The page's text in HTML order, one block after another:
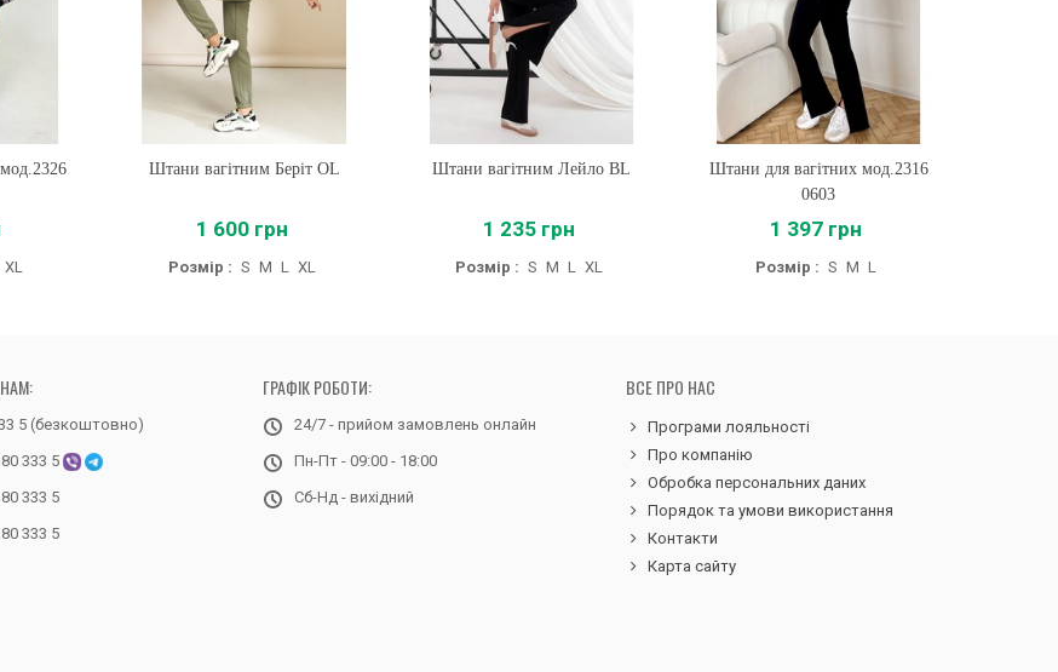
XL
Купити
Штани вагітним Беріт OL
1 600 грн
Розмір : S M L XL
Купити
Штани вагітним Лейло BL
1 235 грн
Розмір : S M L XL
Купити
Штани для вагітних мод.2316
0603
1 397 грн
Розмір : S M L
5 (безкоштовно)
333 5
333 5
333 5
ГРАФІК РОБОТИ:
24/7 - прийом замовлень онлайн
Пн-Пт - 09:00 - 18:00
Сб-Нд - вихідний
ВСЕ ПРО НАС
Програми лояльності
Про компанію
Обробка персональних даних
Порядок та умови використання
Контакти
Карта сайту